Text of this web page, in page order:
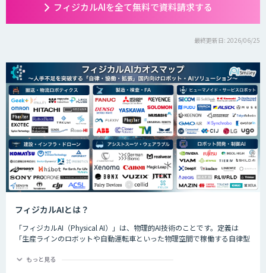
フィジカルAIを全て無料で資料請求する
最終更新日: 2026/06/25
フィジカルAIとは？
「フィジカルAI（Physical AI）」は、物理的AI技術のことです。定義は
「生産ラインのロボットや自動運転車といった物理空間で稼働する自律型
術」です。
もっと見る